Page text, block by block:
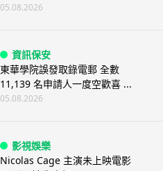
05.08.2026
資訊保安
東華學院誤發取錄電郵 全數
11,139 名申請人一度空歡喜 ...
05.08.2026
影視娛樂
Nicolas Cage 主演未上映電影